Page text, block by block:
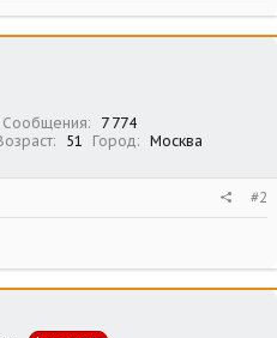
Сообщения
7 774
51 Город
Москва
#2